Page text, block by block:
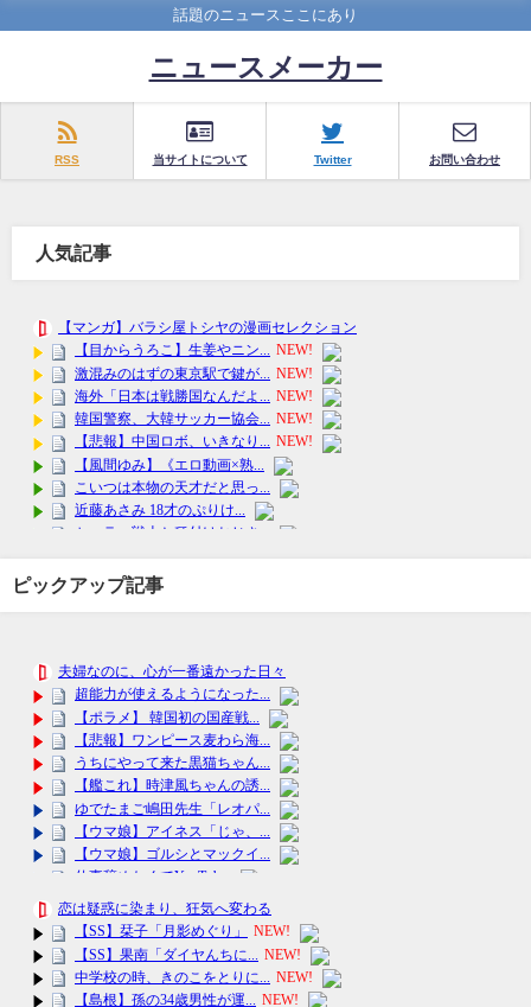
話題のニュースここにあり
ニュースメーカー
RSS 当サイトについて Twitter お問い合わせ
人気記事
ピックアップ記事